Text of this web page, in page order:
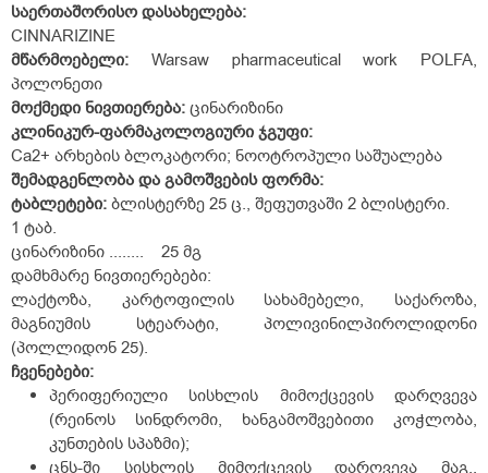
საერთაშორისო დასახელება:
CINNARIZINE
მწარმოებელი:
Warsaw pharmaceutical work POLFA,
პოლონეთი
მოქმედი ნივთიერება: ცინარიზინი
კლინიკურ-ფარმაკოლოგიური ჯგუფი:
Ca2+ არხების ბლოკატორი; ნოოტროპული საშუალება
შემადგენლობა და გამოშვების ფორმა:
ტაბლეტები: ბლისტერზე 25 ც., შეფუთვაში 2 ბლისტერი.
1 ტაბ.
ცინარიზინი ........ 25 მგ
დამხმარე ნივთიერებები:
ლაქტოზა, კარტოფილის სახამებელი, საქაროზა,
მაგნიუმის სტეარატი, პოლივინილპიროლიდონი
(პოლლიდონ 25).
ჩვენებები:
პერიფერიული სისხლის მიმოქცევის დარღვევა
(რეინოს სინდრომი, ხანგამოშვებითი კოჭლობა,
კუნთების სპაზმი);
ცნს-ში სისხლის მიმოქცევის დარღვევა მაგ.,